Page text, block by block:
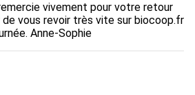
vivement pour votre retour
vous revoir très vite sur biocoop.fr
Anne-Sophie